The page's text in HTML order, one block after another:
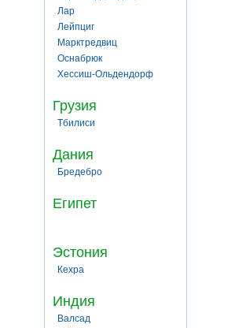
Лар
Лейпциг
Марктредвиц
Оснабрюк
Хессиш-Ольдендорф
Грузия
Тбилиси
Дания
Бредебро
Египет
Эстония
Кехра
Индия
Валсад